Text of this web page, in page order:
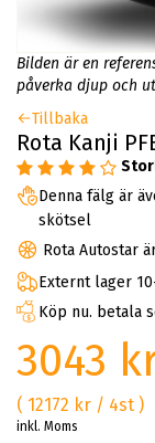
Bilden är en
påverka djup och
Tillbaka
Rota Kanji
Denna fälg är
skötsel
Rota Autostar
Externt lager
Köp nu. betala
3043
( 12172 kr / 4st )
inkl. Moms